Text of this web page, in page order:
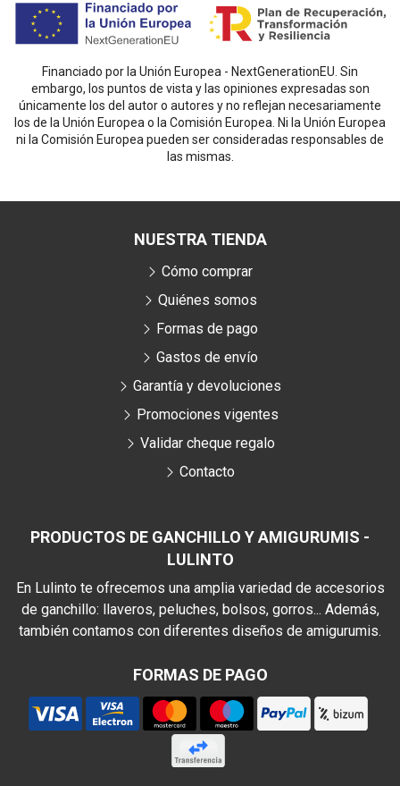
Financiado por la Unión Europea - NextGenerationEU. Sin
embargo, los puntos de vista y las opiniones expresadas son
únicamente los del autor o autores y no reflejan necesariamente
los de la Unión Europea o la Comisión Europea. Ni la Unión Europea
ni la Comisión Europea pueden ser consideradas responsables de
las mismas.
PRODUCTOS DE GANCHILLO Y AMIGURUMIS -
LULINTO
En Lulinto te ofrecemos una amplia variedad de accesorios
de ganchillo: llaveros, peluches, bolsos, gorros... Además,
también contamos con diferentes diseños de amigurumis.
FORMAS DE PAGO
NUESTRA TIENDA
Cómo comprar
Quiénes somos
Formas de pago
Gastos de envío
Garantía y devoluciones
Promociones vigentes
Validar cheque regalo
Contacto